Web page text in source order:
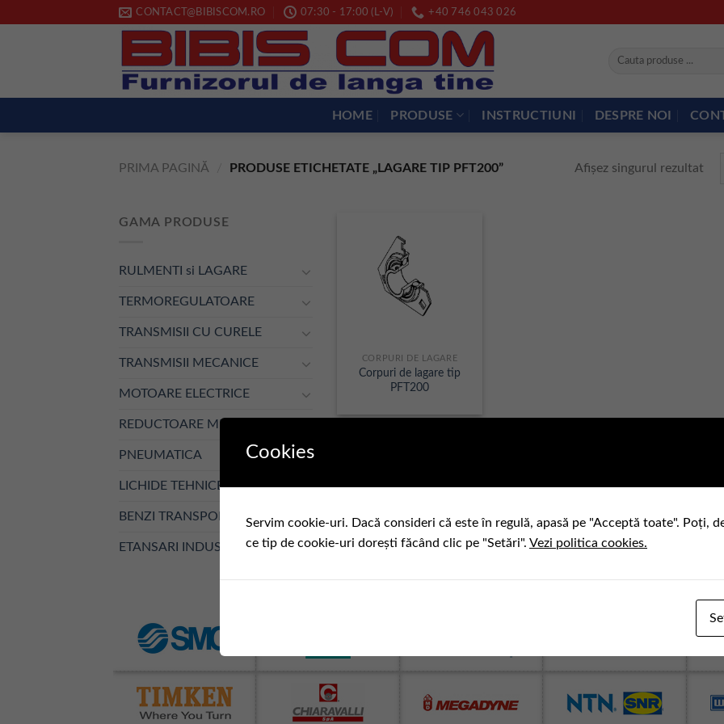
CONTACT@BIBISCOM.RO 07:30 - 17:00 (L-V) +40 746 043 026
Caută
HOME PRODUSE INSTRUCTIUNI DESPRE NOI
PRIMA PAGINĂ PRODUSE ETICHETATE „LAGARE TIP PFT200” Afișez singurul rezultat
GAMA PRODUSE
RULMENTI si LAGARE
TERMOREGULATOARE
TRANSMISII CU CURELE
TRANSMISII MECANICE
MOTOARE ELECTRICE
REDUCTOARE MECANICE
PNEUMATICA
LICHIDE TEHNICE
BENZI TRANSPORTOARE
ETANSARI INDUSTRIALE
CORPURI DE LAGARE
Corpuri de lagare tip
PFT200
Cookies
Servim cookie-uri. Dacă consideri că este în regulă, apasă pe "Acceptă toate". Poți,
ce tip de cookie-uri dorești făcând clic pe "Setări". Vezi politica cookies.